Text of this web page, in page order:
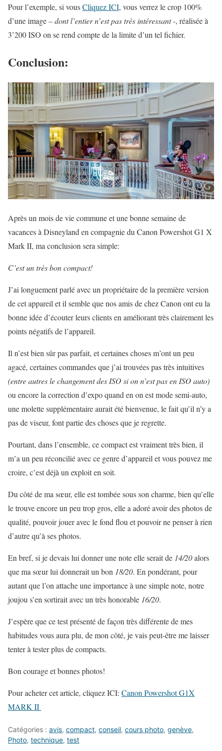
Pour l’exemple, si vousCliquez ICI, vous verrez le crop 100%
d’une image –dont l’entier n’est pas très intéressant-, réalisée à
3’200 ISO on se rend compte de la limite d’un tel fichier.
Conclusion:
Après un mois de vie commune et une bonne semaine de
vacances à Disneyland en compagnie du Canon Powershot G1 X
Mark II, ma conclusion sera simple:
C’est un très bon compact!
J’ai longuement parlé avec un propriétaire de la première version
de cet appareil et il semble que nos amis de chez Canon ont eu la
bonne idée d’écouter leurs clients en améliorant très clairement les
points négatifs de l’appareil.
Il n’est bien sûr pas parfait, et certaines choses m’ont un peu
agacé, certaines commandes que j’ai trouvées pas très intuitives
(entre autres le changement des ISO si on n’est pas en ISO auto)
ou encore la correction d’expo quand en on est mode semi-auto,
une molette supplémentaire aurait été bienvenue, le fait qu’il n’y a
pas de viseur, font partie des choses que je regrette.
Pourtant, dans l’ensemble, ce compact est vraiment très bien, il
m’a un peu réconcilié avec ce genre d’appareil et vous pouvez me
croire, c’est déjà un exploit en soit.
Du côté de ma sœur, elle est tombée sous son charme, bien qu’elle
le trouve encore un peu trop gros, elle a adoré avoir des photos de
qualité, pouvoir jouer avec le fond flou et pouvoir ne penser à rien
d’autre qu’à ses photos.
En bref, si je devais lui donner une note elle serait de 14/20alors
que ma sœur lui donnerait un bon 18/20. En pondérant, pour
autant que l’on attache une importance à une simple note, notre
joujou s’en sortirait avec un très honorable 16/20.
J’espère que ce test présenté de façon très différente de mes
habitudes vous aura plu, de mon côté, je vais peut-être me laisser
tenter à tester plus de compacts.
Bon courage et bonnes photos!
Pour acheter cet article, cliquez ICI: Canon Powershot G1X
MARK II
Catégories : avis, compact, conseil, cours photo, genève,
Photo, technique, test